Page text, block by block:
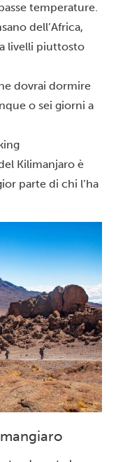
temperature.
dell’Africa,
livelli piuttosto
dovrai dormire
o sei giorni a
Kilimanjaro è
parte di chi l’ha